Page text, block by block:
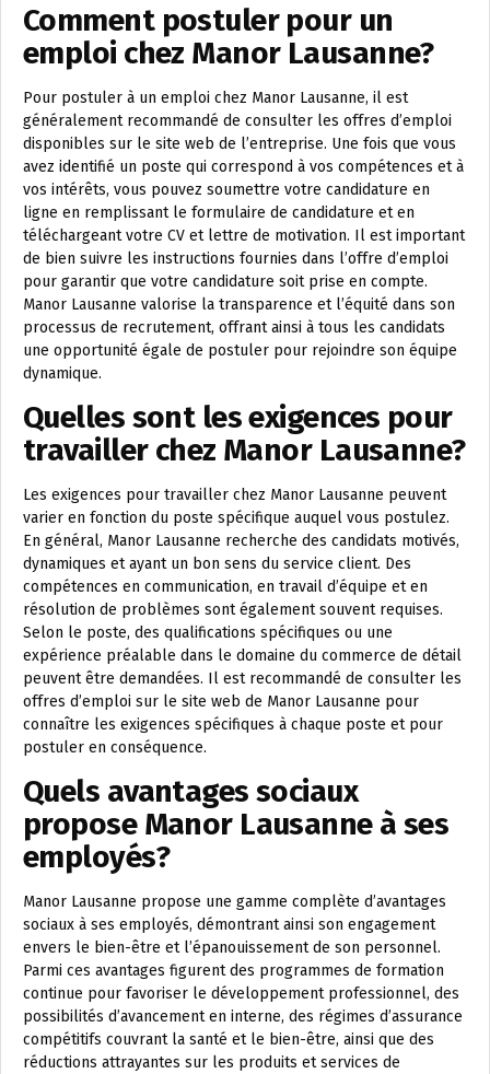
Comment postuler pour un
emploi chez Manor Lausanne?
Pour postuler à un emploi chez Manor Lausanne, il est
généralement recommandé de consulter les offres d’emploi
disponibles sur le site web de l’entreprise. Une fois que vous
avez identifié un poste qui correspond à vos compétences et à
vos intérêts, vous pouvez soumettre votre candidature en
ligne en remplissant le formulaire de candidature et en
téléchargeant votre CV et lettre de motivation. Il est important
de bien suivre les instructions fournies dans l’offre d’emploi
pour garantir que votre candidature soit prise en compte.
Manor Lausanne valorise la transparence et l’équité dans son
processus de recrutement, offrant ainsi à tous les candidats
une opportunité égale de postuler pour rejoindre son équipe
dynamique.
Quelles sont les exigences pour
travailler chez Manor Lausanne?
Les exigences pour travailler chez Manor Lausanne peuvent
varier en fonction du poste spécifique auquel vous postulez.
En général, Manor Lausanne recherche des candidats motivés,
dynamiques et ayant un bon sens du service client. Des
compétences en communication, en travail d’équipe et en
résolution de problèmes sont également souvent requises.
Selon le poste, des qualifications spécifiques ou une
expérience préalable dans le domaine du commerce de détail
peuvent être demandées. Il est recommandé de consulter les
offres d’emploi sur le site web de Manor Lausanne pour
connaître les exigences spécifiques à chaque poste et pour
postuler en conséquence.
Quels avantages sociaux
propose Manor Lausanne à ses
employés?
Manor Lausanne propose une gamme complète d’avantages
sociaux à ses employés, démontrant ainsi son engagement
envers le bien-être et l’épanouissement de son personnel.
Parmi ces avantages figurent des programmes de formation
continue pour favoriser le développement professionnel, des
possibilités d’avancement en interne, des régimes d’assurance
compétitifs couvrant la santé et le bien-être, ainsi que des
réductions attrayantes sur les produits et services de